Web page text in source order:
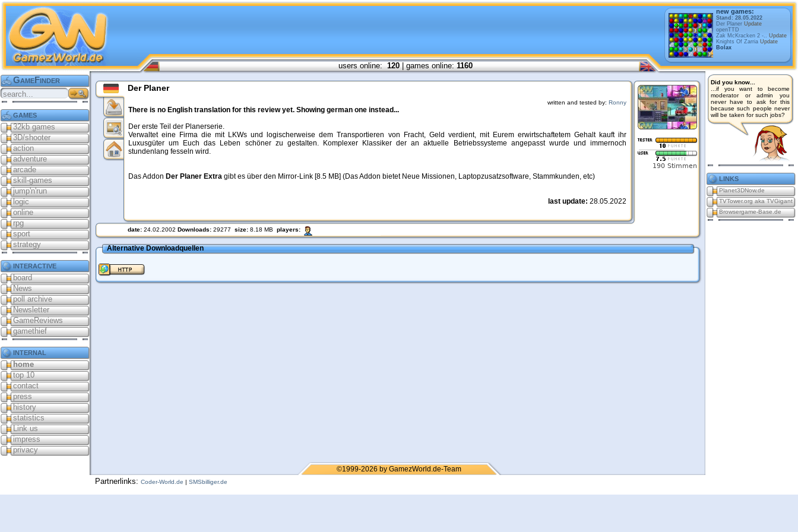
users online:120| games online:1160
new games:
Stand: 28.05.2022
Der Planer Update
openTTD
Zak McKracken 2 -.. Update
Knights Of Zarria Update
Bolax
GameFinder
games
32kb games
3D/shooter
action
adventure
arcade
skill-games
jump'n'run
logic
online
rpg
sport
strategy
interactive
board
News
poll archive
Newsletter
GameReviews
gamethief
internal
home
top 10
contact
press
history
statistics
Link us
impress
privacy
Did you know...
...if you want to become
moderator or admin you
never have to ask for this
because such people never
will be taken for such jobs?
links
Planet3DNow.de
TVTower.org aka TVGigant
Browsergame-Base.de
Der Planer
written and tested by: Ronny
There is no English translation for this review yet. Showing german one instead...
Der erste Teil der Planerserie.
Verwaltet eine Firma die mit LKWs und logischerweise dem Transportieren von Fracht, Geld verdient, mit Eurem erwirtschaftetem Gehalt kauft ihr
Luxusgüter um Euch das Leben schöner zu gestalten. Komplexer Klassiker der an aktuelle Betriebssysteme angepasst wurde und immernoch
stundenlang fesseln wird.
Das Addon Der Planer Extra gibt es über den Mirror-Link [8.5 MB] (Das Addon bietet Neue Missionen, Laptopzusatzsoftware, Stammkunden, etc)
last update: 28.05.2022
date: 24.02.2002 Downloads: 29277 size: 8.18 MB players:
Alternative Downloadquellen
©1999-2026 by GamezWorld.de-Team
Partnerlinks: Coder-World.de | SMSbilliger.de